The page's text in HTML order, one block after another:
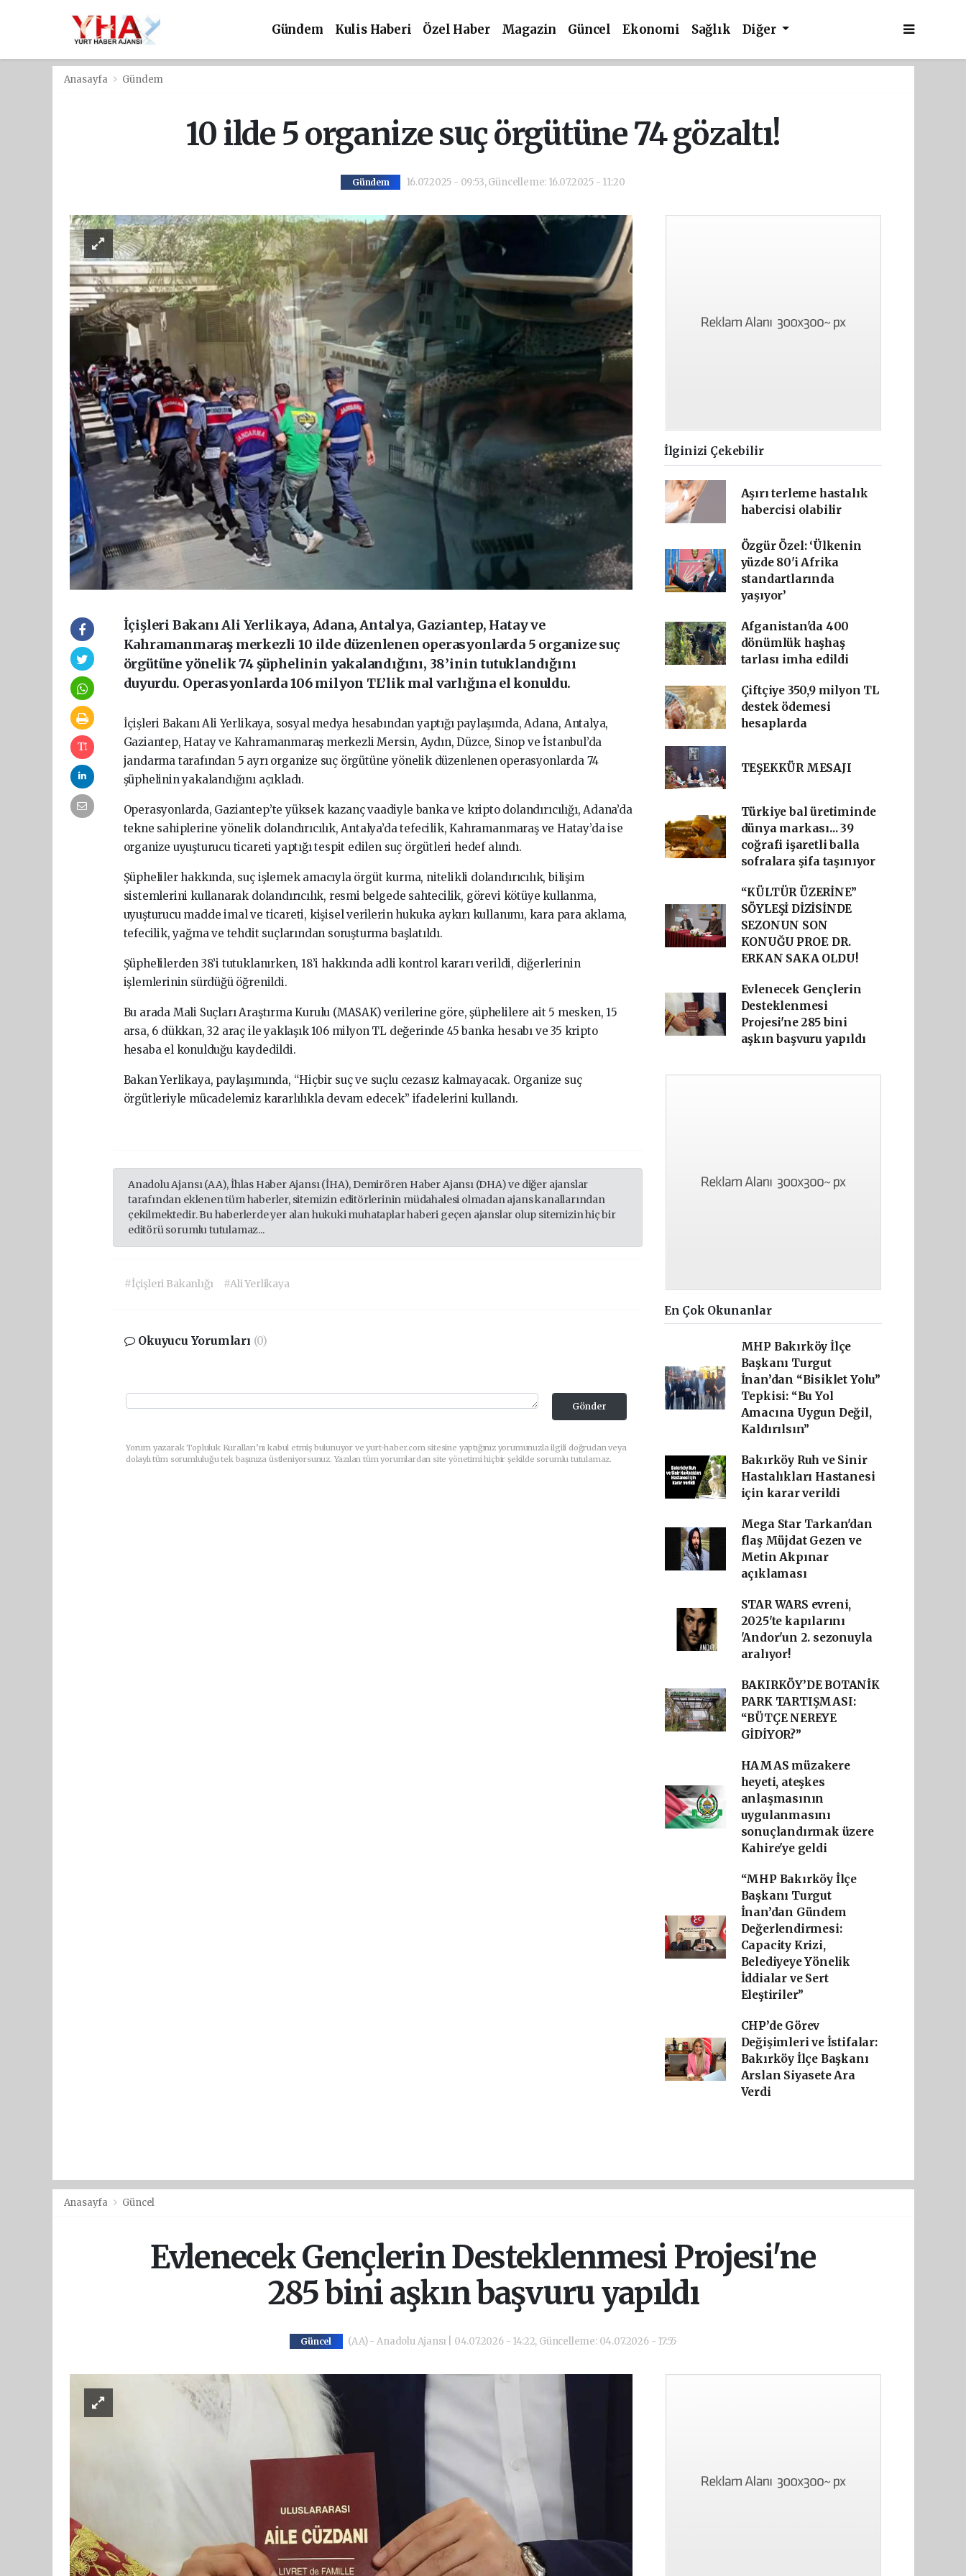
Gündem Kulis Haberi Özel Haber Magazin Güncel Ekonomi Sağlık Diğer
Anasayfa Gündem
10 ilde 5 organize suç örgütüne 74 gözaltı!
Gündem 16.07.2025 - 09:53, Güncelleme: 16.07.2025 - 11:20
İçişleri Bakanı Ali Yerlikaya, Adana, Antalya, Gaziantep, Hatay ve
Kahramanmaraş merkezli 10 ilde düzenlenen operasyonlarda 5 organize suç
örgütüne yönelik 74 şüphelinin yakalandığını, 38’inin tutuklandığını
duyurdu. Operasyonlarda 106 milyon TL’lik mal varlığına el konuldu.
İçişleri Bakanı Ali Yerlikaya, sosyal medya hesabından yaptığı paylaşımda, Adana, Antalya,
Gaziantep, Hatay ve Kahramanmaraş merkezli Mersin, Aydın, Düzce, Sinop ve İstanbul’da
jandarma tarafından 5 ayrı organize suç örgütüne yönelik düzenlenen operasyonlarda 74
şüphelinin yakalandığını açıkladı.
Operasyonlarda, Gaziantep’te yüksek kazanç vaadiyle banka ve kripto dolandırıcılığı, Adana’da
tekne sahiplerine yönelik dolandırıcılık, Antalya’da tefecilik, Kahramanmaraş ve Hatay’da ise
organize uyuşturucu ticareti yaptığı tespit edilen suç örgütleri hedef alındı.
Şüpheliler hakkında, suç işlemek amacıyla örgüt kurma, nitelikli dolandırıcılık, bilişim
sistemlerini kullanarak dolandırıcılık, resmi belgede sahtecilik, görevi kötüye kullanma,
uyuşturucu madde imal ve ticareti, kişisel verilerin hukuka aykırı kullanımı, kara para aklama,
tefecilik, yağma ve tehdit suçlarından soruşturma başlatıldı.
Şüphelilerden 38’i tutuklanırken, 18’i hakkında adli kontrol kararı verildi, diğerlerinin
işlemlerinin sürdüğü öğrenildi.
Bu arada Mali Suçları Araştırma Kurulu (MASAK) verilerine göre, şüphelilere ait 5 mesken, 15
arsa, 6 dükkan, 32 araç ile yaklaşık 106 milyon TL değerinde 45 banka hesabı ve 35 kripto
hesaba el konulduğu kaydedildi.
Bakan Yerlikaya, paylaşımında, “Hiçbir suç ve suçlu cezasız kalmayacak. Organize suç
örgütleriyle mücadelemiz kararlılıkla devam edecek” ifadelerini kullandı.
Anadolu Ajansı (AA), İhlas Haber Ajansı (İHA), Demirören Haber Ajansı (DHA) ve diğer ajanslar
tarafından eklenen tüm haberler, sitemizin editörlerinin müdahalesi olmadan ajans kanallarından
çekilmektedir. Bu haberlerde yer alan hukuki muhataplar haberi geçen ajanslar olup sitemizin hiç bir
editörü sorumlu tutulamaz...
#İçişleri Bakanlığı #Ali Yerlikaya
Okuyucu Yorumları (0)
Gönder
Yorum yazarak Topluluk Kuralları’nı kabul etmiş bulunuyor ve yurt-haber.com sitesine yaptığınız yorumunuzla ilgili doğrudan veya
dolaylı tüm sorumluluğu tek başınıza üstleniyorsunuz. Yazılan tüm yorumlardan site yönetimi hiçbir şekilde sorumlu tutulamaz.
İlginizi Çekebilir
Aşırı terleme hastalık
habercisi olabilir
Özgür Özel: ‘Ülkenin
yüzde 80'i Afrika
standartlarında
yaşıyor’
Afganistan'da 400
dönümlük haşhaş
tarlası imha edildi
Çiftçiye 350,9 milyon TL
destek ödemesi
hesaplarda
TEŞEKKÜR MESAJI
Türkiye bal üretiminde
dünya markası... 39
coğrafi işaretli balla
sofralara şifa taşınıyor
“KÜLTÜR ÜZERİNE”
SÖYLEŞİ DİZİSİNDE
SEZONUN SON
KONUĞU PROF. DR.
ERKAN SAKA OLDU!
Evlenecek Gençlerin
Desteklenmesi
Projesi'ne 285 bini
aşkın başvuru yapıldı
En Çok Okunanlar
MHP Bakırköy İlçe
Başkanı Turgut
İnan’dan “Bisiklet Yolu”
Tepkisi: “Bu Yol
Amacına Uygun Değil,
Kaldırılsın”
Bakırköy Ruh ve Sinir
Hastalıkları Hastanesi
için karar verildi
Mega Star Tarkan'dan
flaş Müjdat Gezen ve
Metin Akpınar
açıklaması
STAR WARS evreni,
2025'te kapılarını
'Andor'un 2. sezonuyla
aralıyor!
BAKIRKÖY’DE BOTANİK
PARK TARTIŞMASI:
“BÜTÇE NEREYE
GİDİYOR?”
HAMAS müzakere
heyeti, ateşkes
anlaşmasının
uygulanmasını
sonuçlandırmak üzere
Kahire'ye geldi
“MHP Bakırköy İlçe
Başkanı Turgut
İnan’dan Gündem
Değerlendirmesi:
Capacity Krizi,
Belediyeye Yönelik
İddialar ve Sert
Eleştiriler”
CHP’de Görev
Değişimleri ve İstifalar:
Bakırköy İlçe Başkanı
Arslan Siyasete Ara
Verdi
Anasayfa Güncel
Evlenecek Gençlerin Desteklenmesi Projesi'ne
285 bini aşkın başvuru yapıldı
Güncel (AA) - Anadolu Ajansı | 04.07.2026 - 14:22, Güncelleme: 04.07.2026 - 17:55